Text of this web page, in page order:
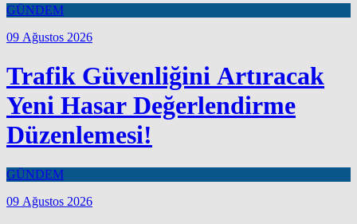
GÜNDEM
09 Ağustos 2026
Trafik Güvenliğini Artıracak
Yeni Hasar Değerlendirme
Düzenlemesi!
GÜNDEM
09 Ağustos 2026